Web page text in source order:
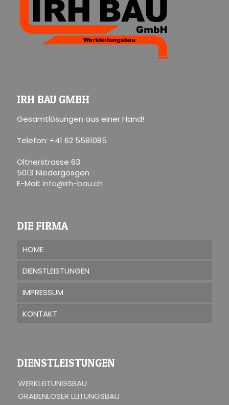
IRH BAU GMBH
Gesamtlösungen aus einer Hand!
Telefon: +41 62 5581085
Oltnerstrasse 63
5013 Niedergösgen
E-Mail: info@irh-bau.ch
DIE FIRMA
HOME
DIENSTLEISTUNGEN
IMPRESSUM
KONTAKT
DIENSTLEISTUNGEN
WERKLEITUNGSBAU
GRABENLOSER LEITUNGSBAU